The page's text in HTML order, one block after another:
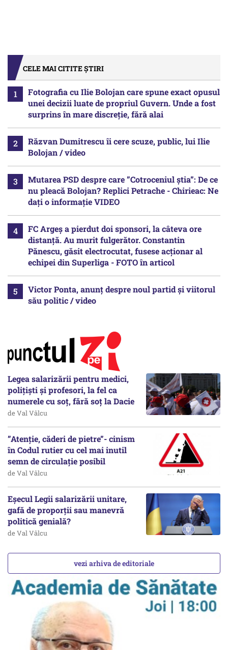
CELE MAI CITITE ȘTIRI
Fotografia cu Ilie Bolojan care spune exact opusul
unei decizii luate de propriul Guvern. Unde a fost
surprins în mare discreție, fără alai
Răzvan Dumitrescu îi cere scuze, public, lui Ilie
Bolojan / video
Mutarea PSD despre care ”Cotroceniul știa”: De ce
nu pleacă Bolojan? Replici Petrache - Chirieac: Ne
dați o informație VIDEO
FC Argeș a pierdut doi sponsori, la câteva ore
distanță. Au murit fulgerător. Constantin
Pănescu, găsit electrocutat, fusese acționar al
echipei din Superliga - FOTO în articol
Victor Ponta, anunț despre noul partid și viitorul
său politic / video
Legea salarizării pentru medici,
polițiști și profesori, la fel ca
numerele cu soț, fără soț la Dacie
de Val Vâlcu
”Atenție, căderi de pietre”- cinism
în Codul rutier cu cel mai inutil
semn de circulație posibil
de Val Vâlcu
Eșecul Legii salarizării unitare,
gafă de proporții sau manevră
politică genială?
de Val Vâlcu
vezi arhiva de editoriale